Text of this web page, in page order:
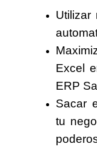
Utilizar
Excel
ERP
Sacar
tu